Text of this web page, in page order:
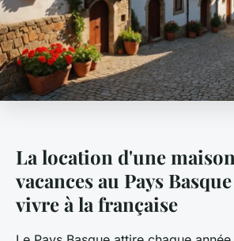
La location d'une
vacances au Pays
vivre à la française